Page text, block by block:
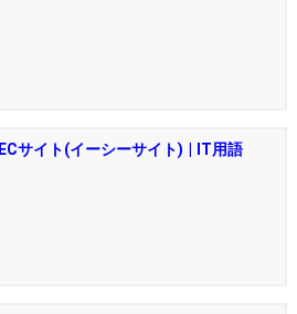
ECサイト(イーシーサイト) | IT用語